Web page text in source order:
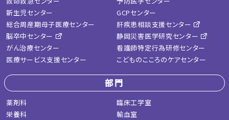
新生児センター
総合周産期母子医療センター
脳卒中センター
がん治療センター
医療サービス支援センター
GCPセンター
肝疾患相談支援センター
静岡災害医学研究センター
看護師特定行為研修センター
こどものこころのケアセンター
部門
薬剤科
栄養科
臨床工学室
輸血室